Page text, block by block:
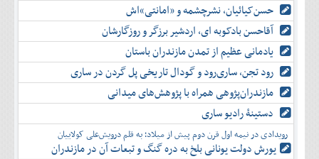
حسن‌کیائیان، نشرچشمه و «امانتی»اش
آقاحسن بادکوبه ای، اردشیر برزگر و روزگارشان
یادمانی عظیم از تمدن مازندران باستان
رود تجن، ساری‌رود و گودال تاریخی پل گردن در ساری
مازندران‌پژوهی همراه با پژوهش‌های میدانی
دستینۀ رادیو ساری
رویدادی در نیمه اول قرن دوم پیش از میلاد؛ به قلم درویش‌علی کولاییان
یورش دولت یونانی بلخ به دره گنگ و تبعات آن در مازندران